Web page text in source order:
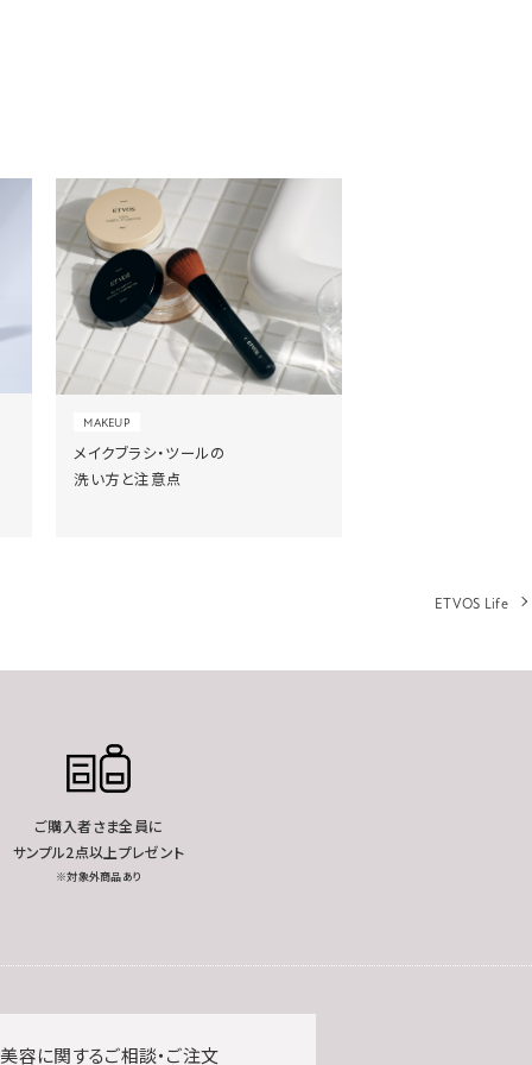
MAKEUP
メイクブラシ・ツールの
洗い方と注意点
ETVOS Life
ご購入者さま全員に
サンプル2点以上プレゼント
※対象外商品あり
容に関するご相談・ご注文